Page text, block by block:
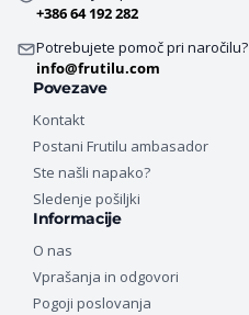
+386 64 192 282
Potrebujete pomoč pri naročilu?
info@frutilu.com
Povezave
Kontakt
Postani Frutilu ambasador
Ste našli napako?
Sledenje pošiljki
Informacije
O nas
Vprašanja in odgovori
Pogoji poslovanja